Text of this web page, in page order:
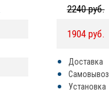
2240 руб.
1904 руб.
Доставка
Самовывоз
Установка